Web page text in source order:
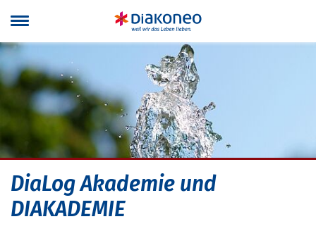
Navigation überspringen
DiaLog Akademie und
DIAKADEMIE